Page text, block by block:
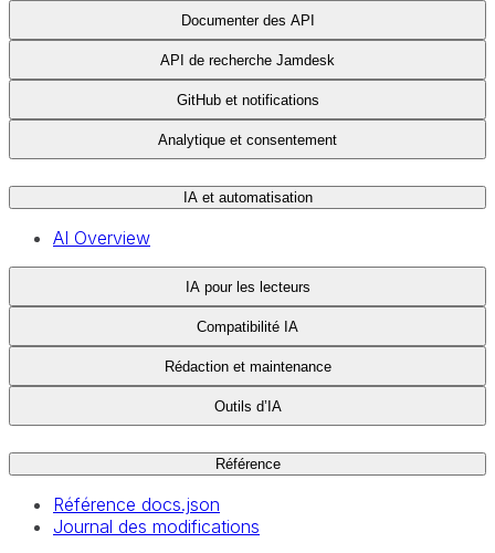
Documenter des API
API de recherche Jamdesk
GitHub et notifications
Analytique et consentement
IA et automatisation
AI Overview
IA pour les lecteurs
Compatibilité IA
Rédaction et maintenance
Outils d’IA
Référence
Référence docs.json
Journal des modifications